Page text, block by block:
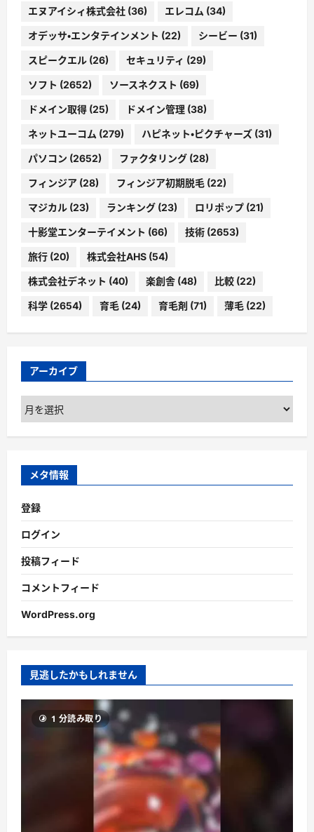
エヌアイシィ株式会社 (36) エレコム (34)
オデッサ・エンタテインメント (22) シービー (31)
スピークエル (26) セキュリティ (29)
ソフト (2652) ソースネクスト (69)
ドメイン取得 (25) ドメイン管理 (38)
ネットユーコム (279) ハピネット・ピクチャーズ (31)
パソコン (2652) ファクタリング (28)
フィンジア (28) フィンジア初期脱毛 (22)
マジカル (23) ランキング (23) ロリポップ (21)
十影堂エンターテイメント (66) 技術 (2653)
旅行 (20) 株式会社AHS (54)
株式会社デネット (40) 楽創舎 (48) 比較 (22)
科学 (2654) 育毛 (24) 育毛剤 (71) 薄毛 (22)
アーカイブ
ア
ー
カ
ブ
メタ情報
登録
ログイン
投稿フィード
コメントフィード
WordPress.org
見逃したかもしれません
1 分読み取り